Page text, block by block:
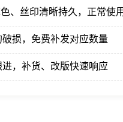
、丝印清晰持久，正常使
损，免费补发对应数量
，补货、改版快速响应